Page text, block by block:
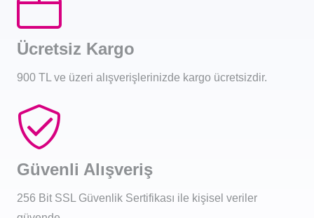
Ücretsiz Kargo
900 TL ve üzeri alışverişlerinizde kargo ücretsizdir.
Güvenli Alışveriş
256 Bit SSL Güvenlik Sertifikası ile kişisel veriler